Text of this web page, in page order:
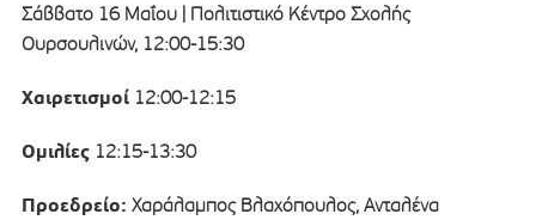
Σάββατο 16 Μαΐου | Πολιτιστικό Κέντρο Σχολής
Ουρσουλινών, 12:00-15:30
Χαιρετισμοί12:00-12:15
Ομιλίες12:15-13:30
Προεδρείο: Χαράλαμπος Βλαχόπουλος, Ανταλένα